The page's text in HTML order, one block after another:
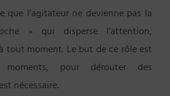
l’agitateur ne devienne pas la
» qui disperse l’attention,
tout moment. Le but de ce rôle est
pour dérouter des
nécessaire.